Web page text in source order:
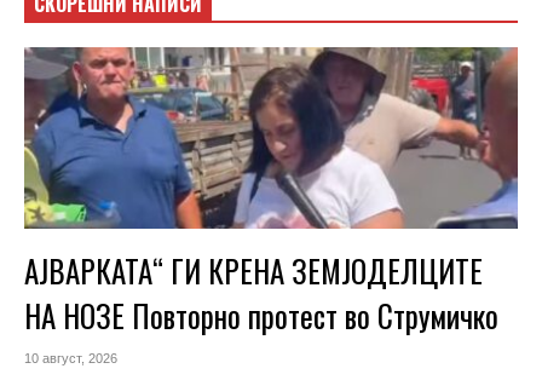
АЈВАРКАТА“ ГИ КРЕНА ЗЕМЈОДЕЛЦИТЕ
НА НОЗЕ Повторно протест во Струмичко
10 август, 2026